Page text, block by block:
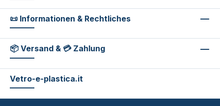
📜 Informationen & Rechtliches
📦 Versand & 💳 Zahlung
Vetro-e-plastica.it